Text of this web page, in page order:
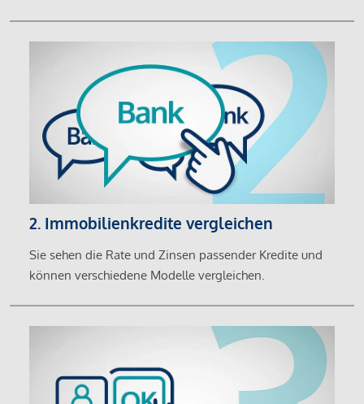
2. Immobilienkredite vergleichen
Sie sehen die Rate und Zinsen passender Kredite und
können verschiedene Modelle vergleichen.